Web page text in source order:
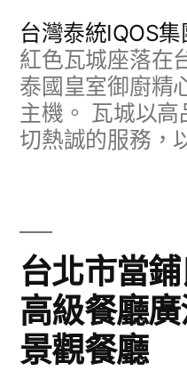
台灣泰統IQOS
紅色瓦城座落在
泰國皇室御廚精
主機。 瓦城以
切熱誠的服務，
台北市當
高級餐廳
景觀餐廳